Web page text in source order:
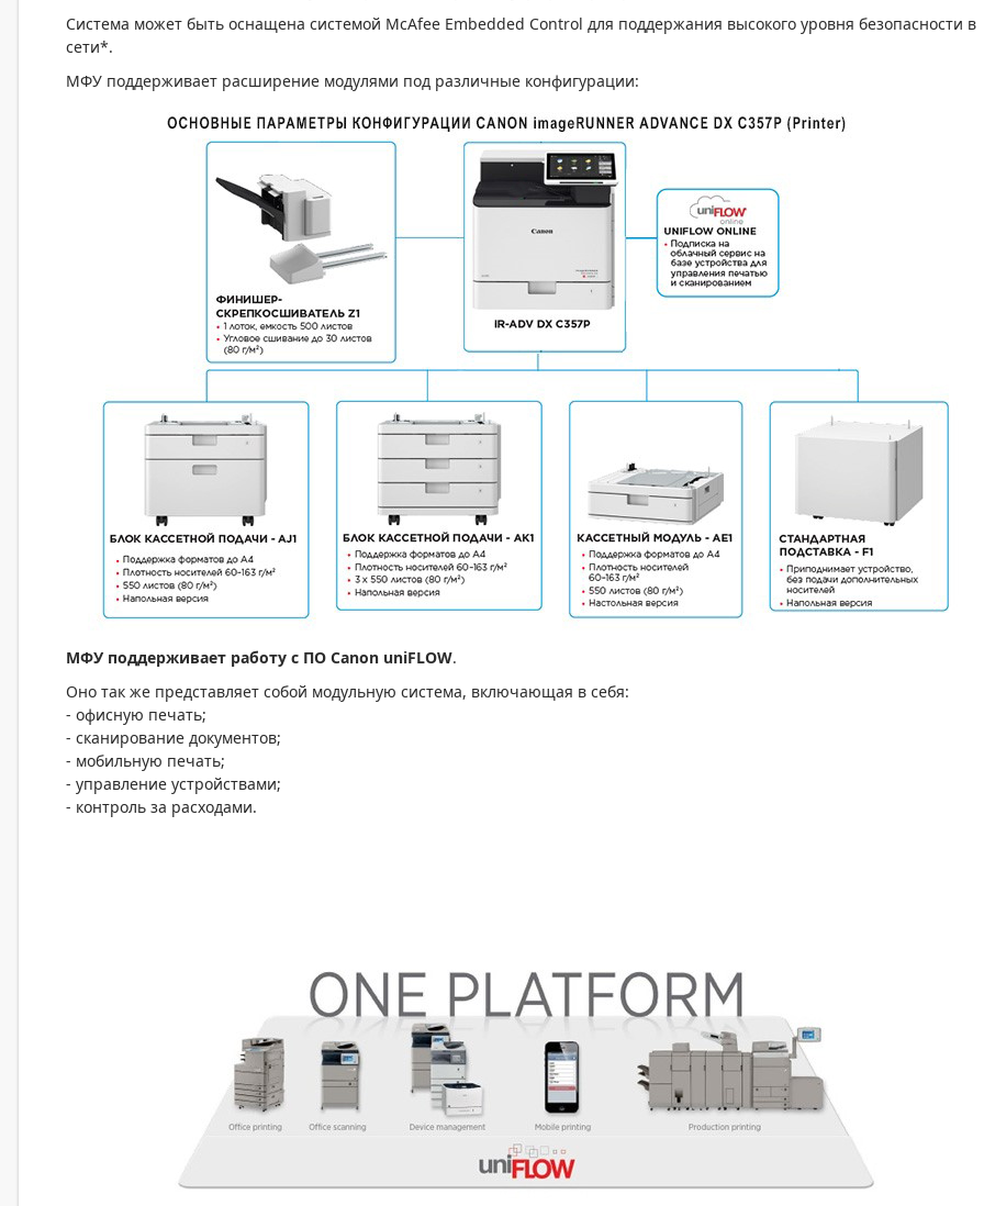
Система может быть оснащена системой McAfee Embedded Control для поддержания высокого уровня безопасности в
сети*.
МФУ поддерживает расширение модулями под различные конфигурации:
МФУ поддерживает работу с ПО Canon uniFLOW.
Оно так же представляет собой модульную система, включающая в себя:
- офисную печать;
- сканирование документов;
- мобильную печать;
- управление устройствами;
- контроль за расходами.